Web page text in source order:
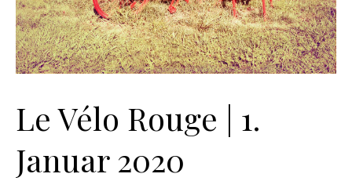
Le Vélo Rouge | 1.
Januar 2020